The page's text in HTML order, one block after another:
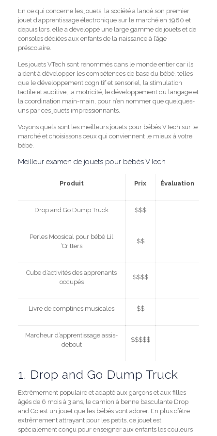
En ce qui concerne les jouets, la société a lancé son premier
jouet d’apprentissage électronique sur le marché en 1980 et
depuis lors, elle a développé une large gamme de jouets et de
consoles dédiées aux enfants de la naissance à l’âge
préscolaire.
Les jouets VTech sont renommés dans le monde entier car ils
aident à développer les compétences de base du bébé, telles
que le développement cognitif et sensoriel, la stimulation
tactile et auditive, la motricité, le développement du langage et
la coordination main-main, pour n’en nommer que quelques-
uns par ces jouets impressionnants.
Voyons quels sont les meilleurs jouets pour bébés VTech sur le
marché et choisissons ceux qui conviennent le mieux à votre
bébé.
Meilleur examen de jouets pour bébés VTech
Produit Prix Évaluation
Drop and Go Dump Truck $$$
Perles Moosical pour bébé Lil
‘Critters
$$
Cube d’activités des apprenants
occupés
$$$$
Livre de comptines musicales $$
Marcheur d’apprentissage assis-
debout
$$$$$
1. Drop and Go Dump Truck
Extrêmement populaire et adapté aux garçons et aux filles
âgés de 6 mois à 3 ans, le camion à benne basculante Drop
and Go est un jouet que les bébés vont adorer. En plus d’être
extrêmement attrayant pour les petits, ce jouet est
spécialement conçu pour enseigner aux enfants les couleurs